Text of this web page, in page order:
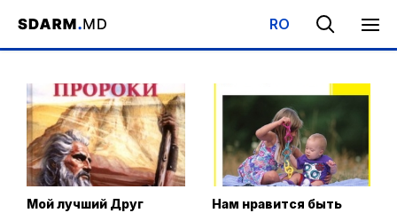
RO
Начало / Библиотека / Детская Субботняя Школа
Мой лучший Друг
Нам нравится быть